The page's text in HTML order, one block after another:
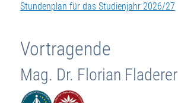
Stundenplan für das Studienjahr 2026/27
Vortragende
Mag. Dr. Florian Fladerer